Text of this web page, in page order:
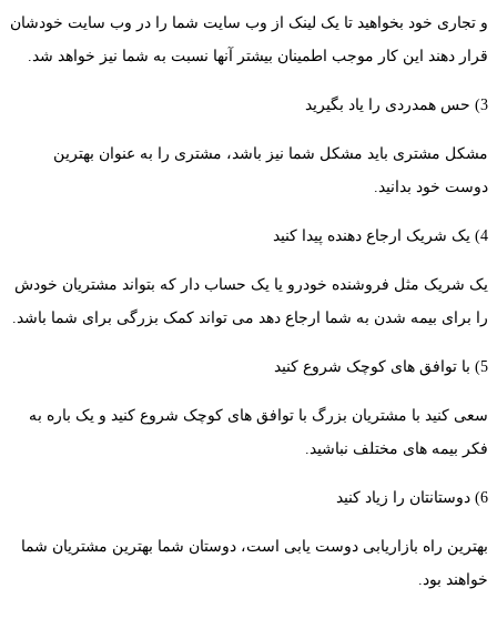
و تجاری خود بخواهید تا یک لینک از وب سایت شما را در وب سایت خودشان
قرار دهند این کار موجب اطمینان بیشتر آنها نسبت به شما نیز خواهد شد.
3) حس همدردی را یاد بگیرید
مشکل مشتری باید مشکل شما نیز باشد، مشتری را به عنوان بهترین
دوست خود بدانید.
4) یک شریک ارجاع دهنده پیدا کنید
یک شریک مثل فروشنده خودرو یا یک حساب دار که بتواند مشتریان خودش
را برای بیمه شدن به شما ارجاع دهد می تواند کمک بزرگی برای شما باشد.
5) با توافق های کوچک شروع کنید
سعی کنید با مشتریان بزرگ با توافق های کوچک شروع کنید و یک باره به
فکر بیمه های مختلف نباشید.
6) دوستانتان را زیاد کنید
بهترین راه بازاریابی دوست یابی است، دوستان شما بهترین مشتریان شما
خواهند بود.